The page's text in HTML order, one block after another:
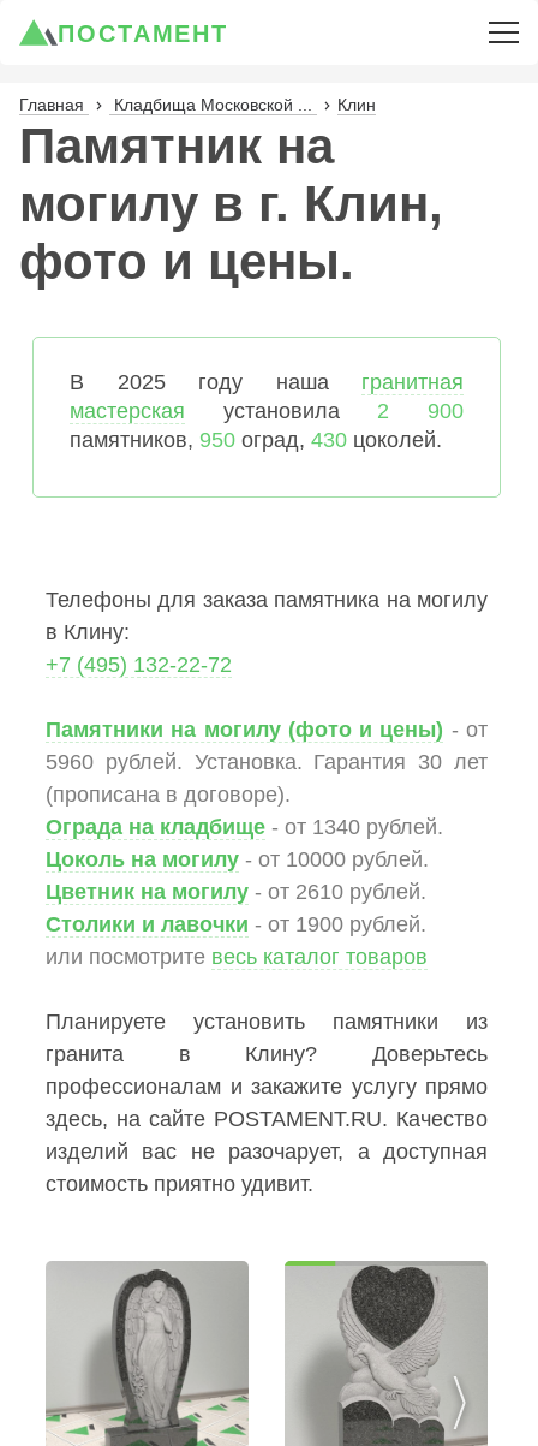
ПОСТАМЕНТ
Главная Кладбища Московской ... Клин
Памятник на
могилу в г. Клин,
фото и цены.
В 2025 году наша гранитная
мастерская установила 2 900
памятников, 950 оград, 430 цоколей.
Телефоны для заказа памятника на могилу
в Клину:
+7 (495) 132-22-72
Памятники на могилу (фото и цены) - от
5960 рублей. Установка. Гарантия 30 лет
(прописана в договоре).
Ограда на кладбище - от 1340 рублей.
Цоколь на могилу - от 10000 рублей.
Цветник на могилу - от 2610 рублей.
Столики и лавочки - от 1900 рублей.
или посмотрите весь каталог товаров
Планируете установить памятники из
гранита в Клину? Доверьтесь
профессионалам и закажите услугу прямо
здесь, на сайте POSTAMENT.RU. Качество
изделий вас не разочарует, а доступная
стоимость приятно удивит.